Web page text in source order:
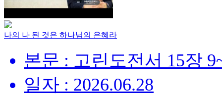
나의 나 된 것은 하나님의 은혜라
본문 : 고린도전서 15장
일자 : 2026.06.28